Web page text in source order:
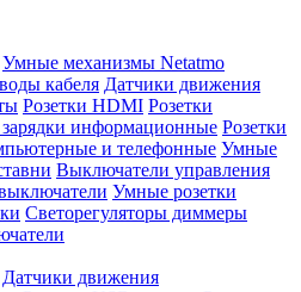
Умные механизмы Netatmo
кабеля Датчики движения
Розетки HDMI Розетки
информационные Розетки
и телефонные Умные
Выключатели управления
Умные розетки
Светорегуляторы диммеры
Датчики движения